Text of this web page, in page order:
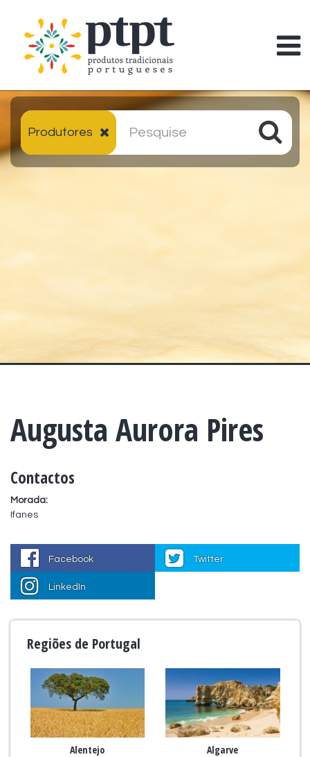
Produtores
Augusta Aurora Pires
Contactos
Morada:
Ifanes
Facebook Twitter
LinkedIn
Regiões de Portugal
Alentejo Algarve